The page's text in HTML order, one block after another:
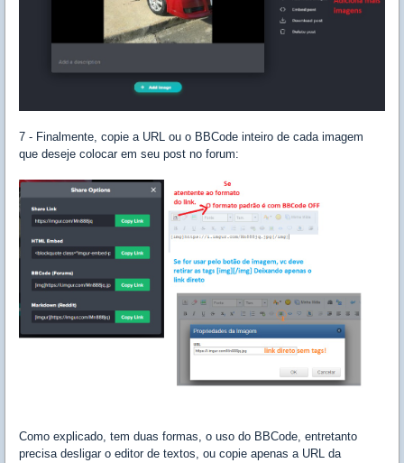
7 - Finalmente, copie a URL ou o BBCode inteiro de cada imagem
que deseje colocar em seu post no forum:
Como explicado, tem duas formas, o uso do BBCode, entretanto
precisa desligar o editor de textos, ou copie apenas a URL da